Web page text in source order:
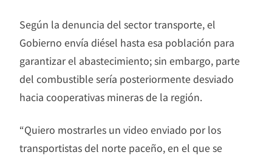
Según la denuncia del sector transporte, el
Gobierno envía diésel hasta esa población para
garantizar el abastecimiento; sin embargo, parte
del combustible sería posteriormente desviado
hacia cooperativas mineras de la región.
“Quiero mostrarles un video enviado por los
transportistas del norte paceño, en el que se